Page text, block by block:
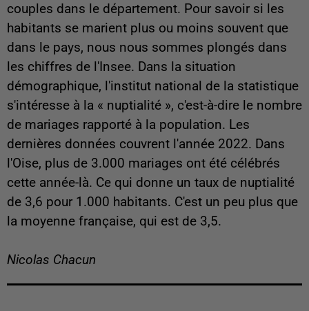
couples dans le département. Pour savoir si les
habitants se marient plus ou moins souvent que
dans le pays, nous nous sommes plongés dans
les chiffres de l'Insee. Dans la situation
démographique, l'institut national de la statistique
s'intéresse à la « nuptialité », c'est-à-dire le nombre
de mariages rapporté à la population. Les
dernières données couvrent l'année 2022. Dans
l'Oise, plus de 3.000 mariages ont été célébrés
cette année-là. Ce qui donne un taux de nuptialité
de 3,6 pour 1.000 habitants. C'est un peu plus que
la moyenne française, qui est de 3,5.
Nicolas Chacun